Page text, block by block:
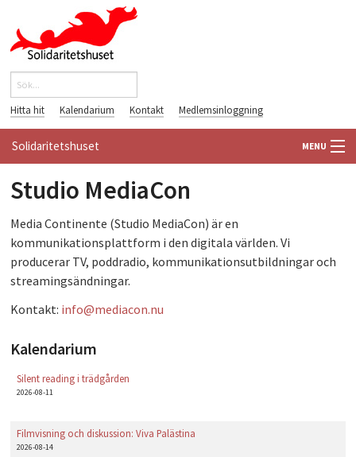
Hoppa till huvudinnehåll
Sökformulär
Hitta hit Kalendarium Kontakt Medlemsinloggning
Solidaritetshuset MENU
HEM
OM OSS
FÖRENINGAR
PLAY
Studio MediaCon
Media Continente (Studio MediaCon) är en
kommunikationsplattform i den digitala världen. Vi
producerar TV, poddradio, kommunikationsutbildningar och
streamingsändningar.
Kontakt: info@mediacon.nu
Kalendarium
Silent reading i trädgården
2026-08-11
Filmvisning och diskussion: Viva Palästina
2026-08-14